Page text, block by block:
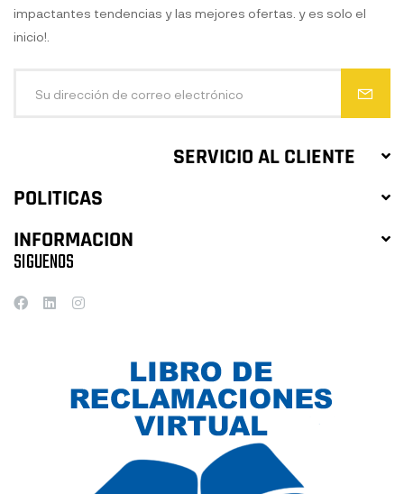
SERVICIO AL CLIENTE
POLITICAS
INFORMACION
impactantes tendencias y las mejores ofertas. y es solo el
inicio!.
SIGUENOS